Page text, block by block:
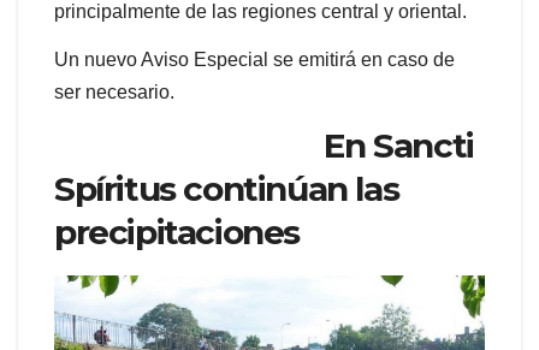
principalmente de las regiones central y oriental.
Un nuevo Aviso Especial se emitirá en caso de
ser necesario.
En Sancti
Spíritus continúan las
precipitaciones